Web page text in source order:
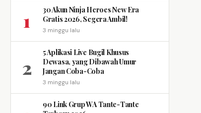
1
30 Akun Ninja Heroes New Era
Gratis 2026, Segera Ambil!
3 minggu lalu
2
5 Aplikasi Live Bugil Khusus
Dewasa, yang Dibawah Umur
Jangan Coba-Coba
3 minggu lalu
90 Link Grup WA Tante-Tante